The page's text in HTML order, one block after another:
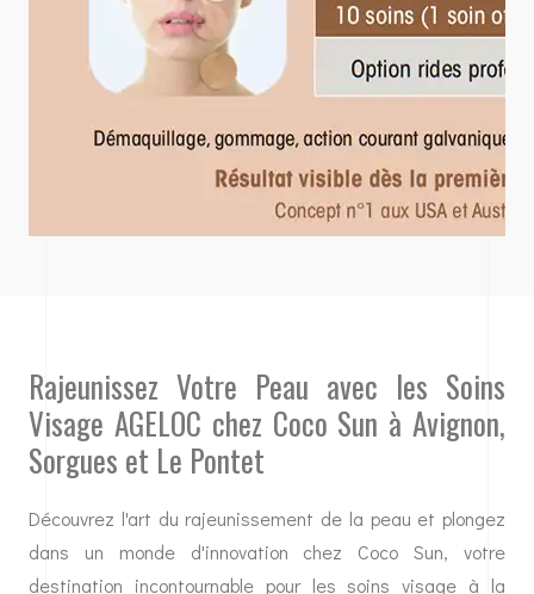
Rajeunissez Votre Peau avec les Soins
Visage AGELOC chez Coco Sun à Avignon,
Sorgues et Le Pontet
Découvrez l'art du rajeunissement de la peau et plongez
dans un monde d'innovation chez Coco Sun, votre
destination incontournable pour les soins visage à la